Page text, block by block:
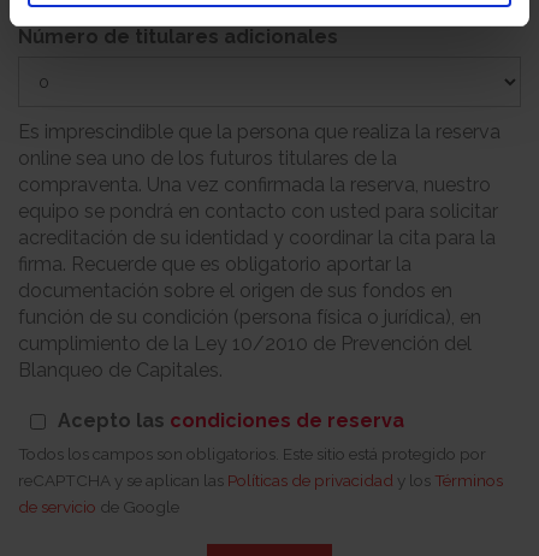
Número de titulares adicionales
Es imprescindible que la persona que realiza la reserva
online sea uno de los futuros titulares de la
compraventa. Una vez confirmada la reserva, nuestro
equipo se pondrá en contacto con usted para solicitar
acreditación de su identidad y coordinar la cita para la
firma. Recuerde que es obligatorio aportar la
documentación sobre el origen de sus fondos en
función de su condición (persona física o jurídica), en
cumplimiento de la Ley 10/2010 de Prevención del
Blanqueo de Capitales.
Acepto las condiciones de reserva
Todos los campos son obligatorios. Este sitio está protegido por
reCAPTCHA y se aplican las Políticas de privacidad y los Términos
de servicio de Google